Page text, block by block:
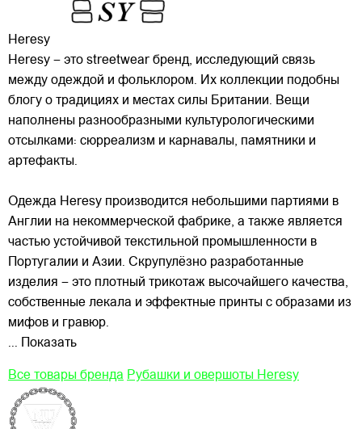
Heresy
Heresy – это streetwear бренд, исследующий связь
между одеждой и фольклором. Их коллекции подобны
блогу о традициях и местах силы Британии. Вещи
наполнены разнообразными культурологическими
отсылками: сюрреализм и карнавалы, памятники и
артефакты.
Одежда Heresy производится небольшими партиями в
Англии на некоммерческой фабрике, а также является
частью устойчивой текстильной промышленности в
Португалии и Азии. Скрупулёзно разработанные
изделия – это плотный трикотаж высочайшего качества,
собственные лекала и эффектные принты с образами из
мифов и гравюр.
... Показать
Все товары бренда Рубашки и овершоты Heresy